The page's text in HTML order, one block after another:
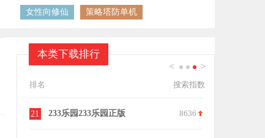
女性向修仙 策略塔防单机
本类下载排行
< >
排名 搜索指数
21 233乐园233乐园正版 8636